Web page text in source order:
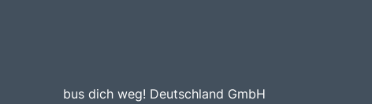
bus dich weg! Deutschland GmbH